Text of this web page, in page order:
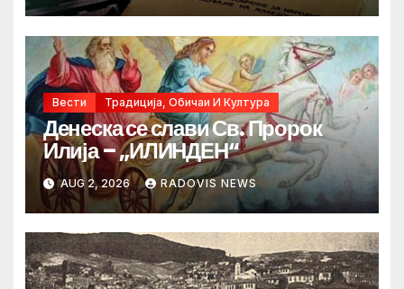
Вести Традиција, Обичаи И Култура
Денеска се слави Св. Пророк
Илија – „ИЛИНДЕН“
AUG 2, 2026 RADOVIS NEWS